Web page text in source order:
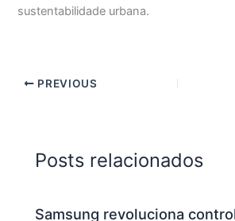
sustentabilidade urbana.
PREVIOUS
Posts relacionados
Samsung revoluciona